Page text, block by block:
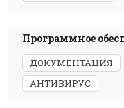
Программное
ДОКУМЕНТАЦИЯ
АНТИВИРУС